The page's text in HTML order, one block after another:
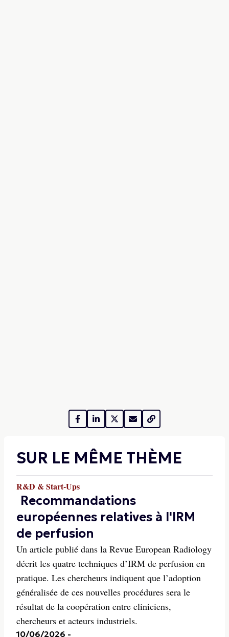
SUR LE MÊME THÈME
R&D & Start-Ups
Recommandations
européennes relatives à l'IRM
de perfusion
Un article publié dans la Revue European Radiology
décrit les quatre techniques d’IRM de perfusion en
pratique. Les chercheurs indiquent que l’adoption
généralisée de ces nouvelles procédures sera le
résultat de la coopération entre cliniciens,
chercheurs et acteurs industriels.
10/06/2026 -